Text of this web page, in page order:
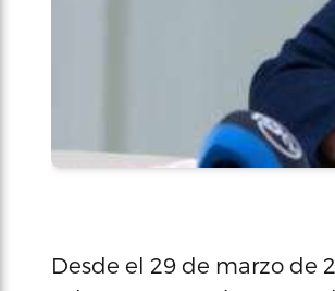
Desde el 29 de marzo de